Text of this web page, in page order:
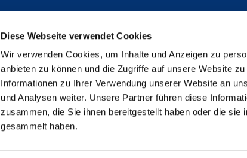
Diese Webseite verwendet Cookies
Wir verwenden Cookies, um Inhalte und Anzeigen zu
anbieten zu können und die Zugriffe auf unsere Website
Informationen zu Ihrer Verwendung unserer Website an
und Analysen weiter. Unsere Partner führen diese
zusammen, die Sie ihnen bereitgestellt haben oder die sie
gesammelt haben.
02104 -